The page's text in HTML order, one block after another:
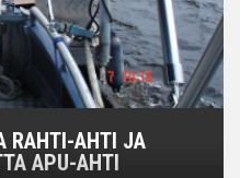
RAHTI-AHTI JA
APU-AHTI